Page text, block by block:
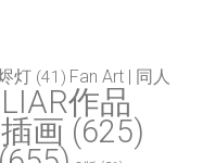
灯 (41) Fan Art | 同人
作品
画 (625)